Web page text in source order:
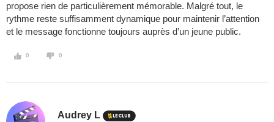
propose rien de particulièrement mémorable. Malgré tout, le
rythme reste suffisamment dynamique pour maintenir l’attention
et le message fonctionne toujours auprès d’un jeune public.
0 0
Audrey L